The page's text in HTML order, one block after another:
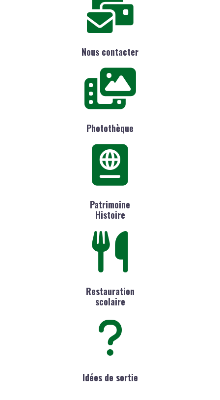
Nous contacter
Photothèque
Patrimoine
Histoire
Restauration
scolaire
Idées de sortie